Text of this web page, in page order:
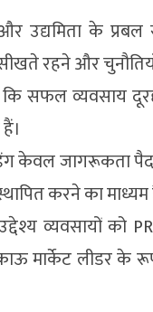
उद्यमिता के
रहने और
सफल व्यवसाय
केवल जागरूकता
करने का
व्यवसायों को
मार्केट लीडर के